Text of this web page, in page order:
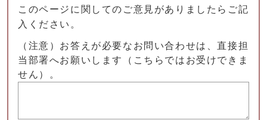
このページに関してのご意見がありましたらご記
入ください。
（注意）お答えが必要なお問い合わせは、直接担
当部署へお願いします（こちらではお受けできま
せん）。